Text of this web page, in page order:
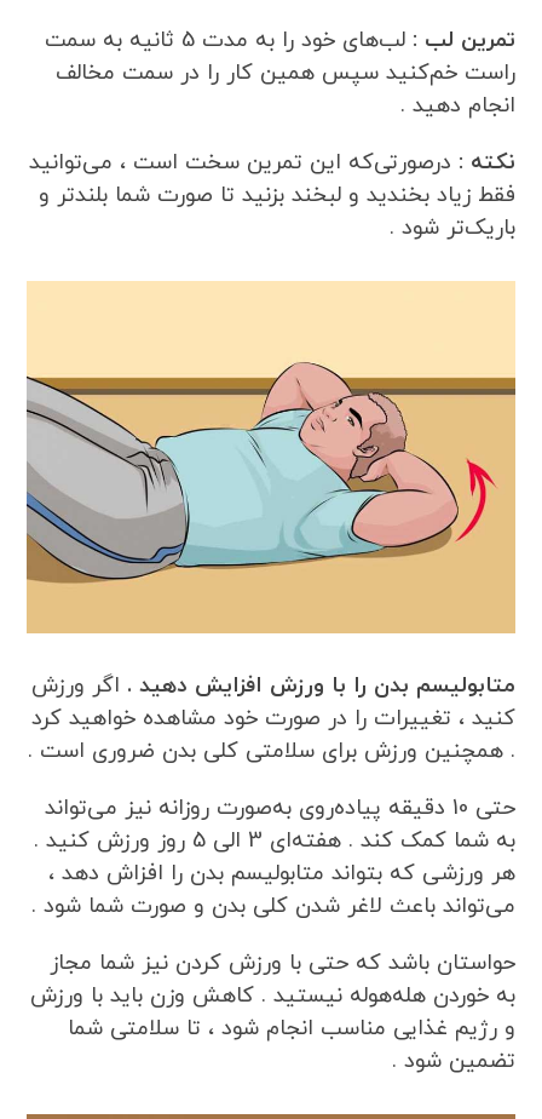
تمرین لب :
لب‌های خود را به مدت 5 ثانیه به سمت
راست خم‌کنید سپس همین کار را در سمت مخالف
انجام دهید .
نکته : درصورتی‌که این تمرین سخت است ، می‌توانید
فقط زیاد بخندید و لبخند بزنید تا صورت شما بلندتر و
باریک‌تر شود .
متابولیسم بدن را با ورزش افزایش دهید . اگر ورزش
کنید ، تغییرات را در صورت خود مشاهده خواهید کرد
. همچنین ورزش برای سلامتی کلی بدن ضروری است .
حتی 10 دقیقه پیاده‌روی به‌صورت روزانه نیز می‌تواند
به شما کمک کند . هفته‌ای 3 الی 5 روز ورزش کنید .
هر ورزشی که بتواند متابولیسم بدن را افزاش دهد ،
می‌تواند باعث لاغر شدن کلی بدن و صورت شما شود .
حواستان باشد که حتی با ورزش کردن نیز شما مجاز
به خوردن هله‌هوله نیستید . کاهش وزن باید با ورزش
و رژیم غذایی مناسب انجام شود ، تا سلامتی شما
تضمین شود .